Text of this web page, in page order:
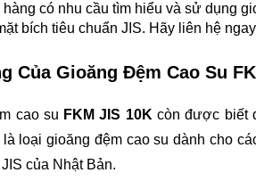
hàng có nhu cầu tìm hiểu và sử dụng
bích tiêu chuẩn JIS. Hãy liên hệ
Của Gioăng Đệm Cao Su
cao su FKM JIS 10K còn được biết
loại gioăng đệm cao su dành cho
của Nhật Bản.